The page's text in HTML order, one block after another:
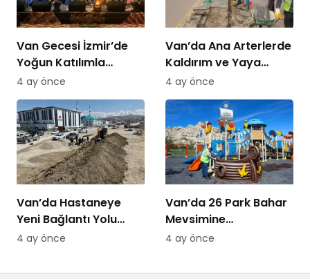
Van Gecesi İzmir’de
Yoğun Katılımla
Düzenlendi
4 ay önce
Van’da Ana Arterlerde
Kaldırım ve Yaya
Yolları Yenileniyor
4 ay önce
Van’da Hastaneye
Yeni Bağlantı Yolu
Yapılıyor
4 ay önce
Van’da 26 Park Bahar
Mevsimine
Hazırlanıyor
4 ay önce